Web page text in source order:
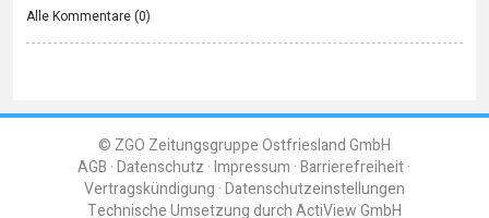
Alle Kommentare (0)
© ZGO Zeitungsgruppe Ostfriesland GmbH
AGB Datenschutz Impressum Barrierefreiheit
Vertragskündigung Datenschutzeinstellungen
Technische Umsetzung durchActiView GmbH